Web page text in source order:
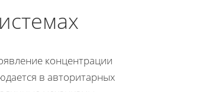
концентрации
в авторитарных